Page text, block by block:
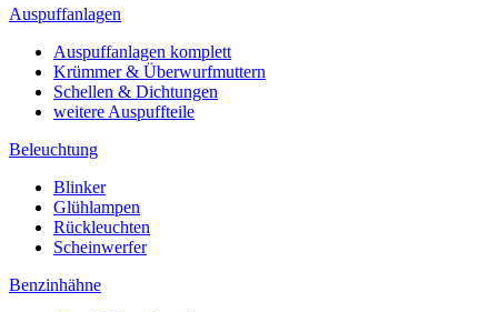
Auspuffanlagen
Auspuffanlagen komplett
Krümmer & Überwurfmuttern
Schellen & Dichtungen
weitere Auspuffteile
Beleuchtung
Blinker
Glühlampen
Rückleuchten
Scheinwerfer
Benzinhähne